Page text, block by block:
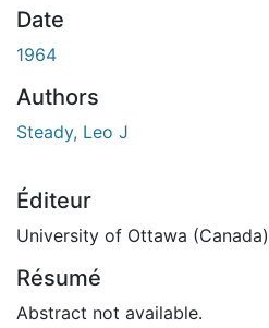
Date
1964
Authors
Steady, Leo J
Éditeur
University of Ottawa (Canada)
Résumé
Abstract not available.